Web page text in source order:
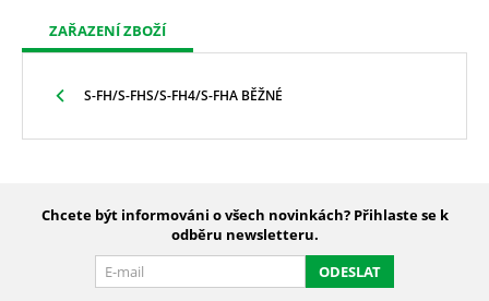
ZAŘAZENÍ ZBOŽÍ
S-FH/S-FHS/S-FH4/S-FHA BĚŽNÉ
Chcete být informováni o všech novinkách? Přihlaste se k
odběru newsletteru.
ODESLAT